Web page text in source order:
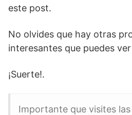
este post.
No olvides que hay otras
interesantes que puedes ver
¡Suerte!.
Importante que visites